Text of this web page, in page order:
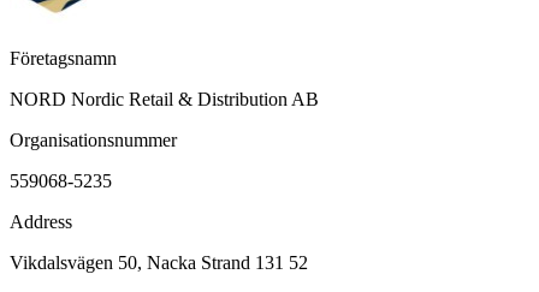
Företagsnamn
NORD Nordic Retail & Distribution AB
Organisationsnummer
559068-5235
Address
Vikdalsvägen 50, Nacka Strand 131 52